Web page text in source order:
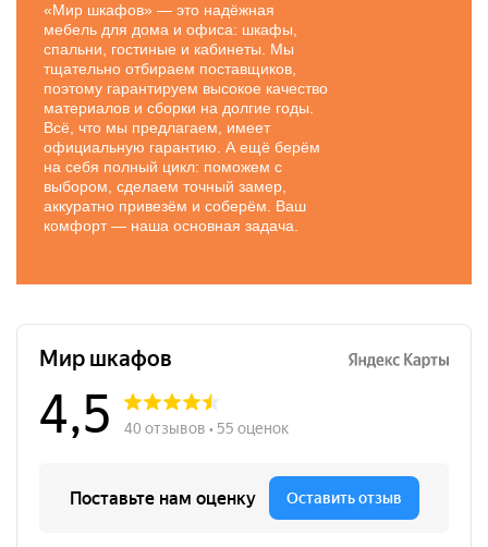
«Мир шкафов» — это надёжная
мебель для дома и офиса: шкафы,
спальни, гостиные и кабинеты. Мы
тщательно отбираем поставщиков,
поэтому гарантируем высокое качество
материалов и сборки на долгие годы.
Всё, что мы предлагаем, имеет
официальную гарантию. А ещё берём
на себя полный цикл: поможем с
выбором, сделаем точный замер,
аккуратно привезём и соберём. Ваш
комфорт — наша основная задача.